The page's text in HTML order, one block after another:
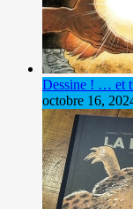
Dessine ! … et
octobre 16,